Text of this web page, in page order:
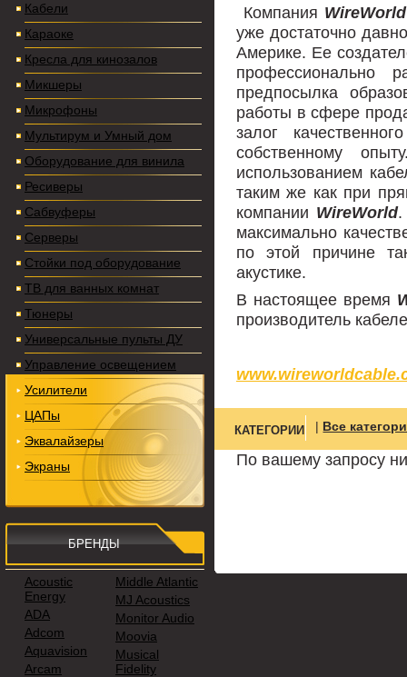
Компания WireWorld
уже достаточно
Америке. Ее
профессионально
предпосылка
работы в сфере
залог
собственному
использованием
таким же как при
компании WireWorld.
максимально
по этой причине
акустике.
В настоящее время
производитель
КАТЕГОРИИ | Все
По вашему запросу
Кабели
Караоке
Кресла для кинозалов
Микшеры
Микрофоны
Мультирум и Умный дом
Оборудование для винила
Ресиверы
Сабвуферы
Серверы
Стойки под оборудование
ТВ для ванных комнат
Тюнеры
Универсальные пульты ДУ
Управление освещением
Усилители
ЦАПы
Эквалайзеры
Экраны
БРЕНДЫ
Acoustic
Energy
ADA
Adcom
Aquavision
Arcam
Middle Atlantic
MJ Acoustics
Monitor Audio
Moovia
Musical
Fidelity